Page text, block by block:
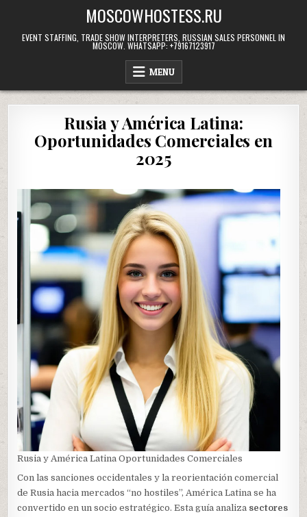
content
MOSCOWHOSTESS.RU
EVENT STAFFING, TRADE SHOW INTERPRETERS, RUSSIAN SALES PERSONNEL IN
MOSCOW. WHATSAPP: +79167123917
MENU
Rusia y América Latina:
Oportunidades Comerciales en
2025
Rusia y América Latina Oportunidades Comerciales
Con las sanciones occidentales y la reorientación comercial
de Rusia hacia mercados “no hostiles”, América Latina se ha
convertido en un socio estratégico. Esta guía analiza sectores